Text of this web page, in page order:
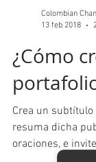
Colombian
13 feb 2018
¿Cómo